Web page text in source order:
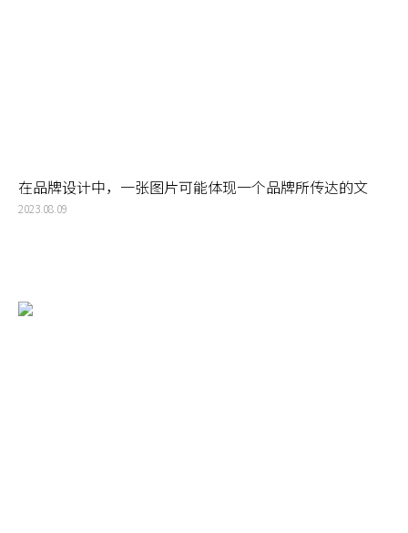
在品牌设计中，一张图片可能体现一个品牌所传达的文
化、情感和理念，品牌塑造设计中需要关注每一个细节
2023.08.09